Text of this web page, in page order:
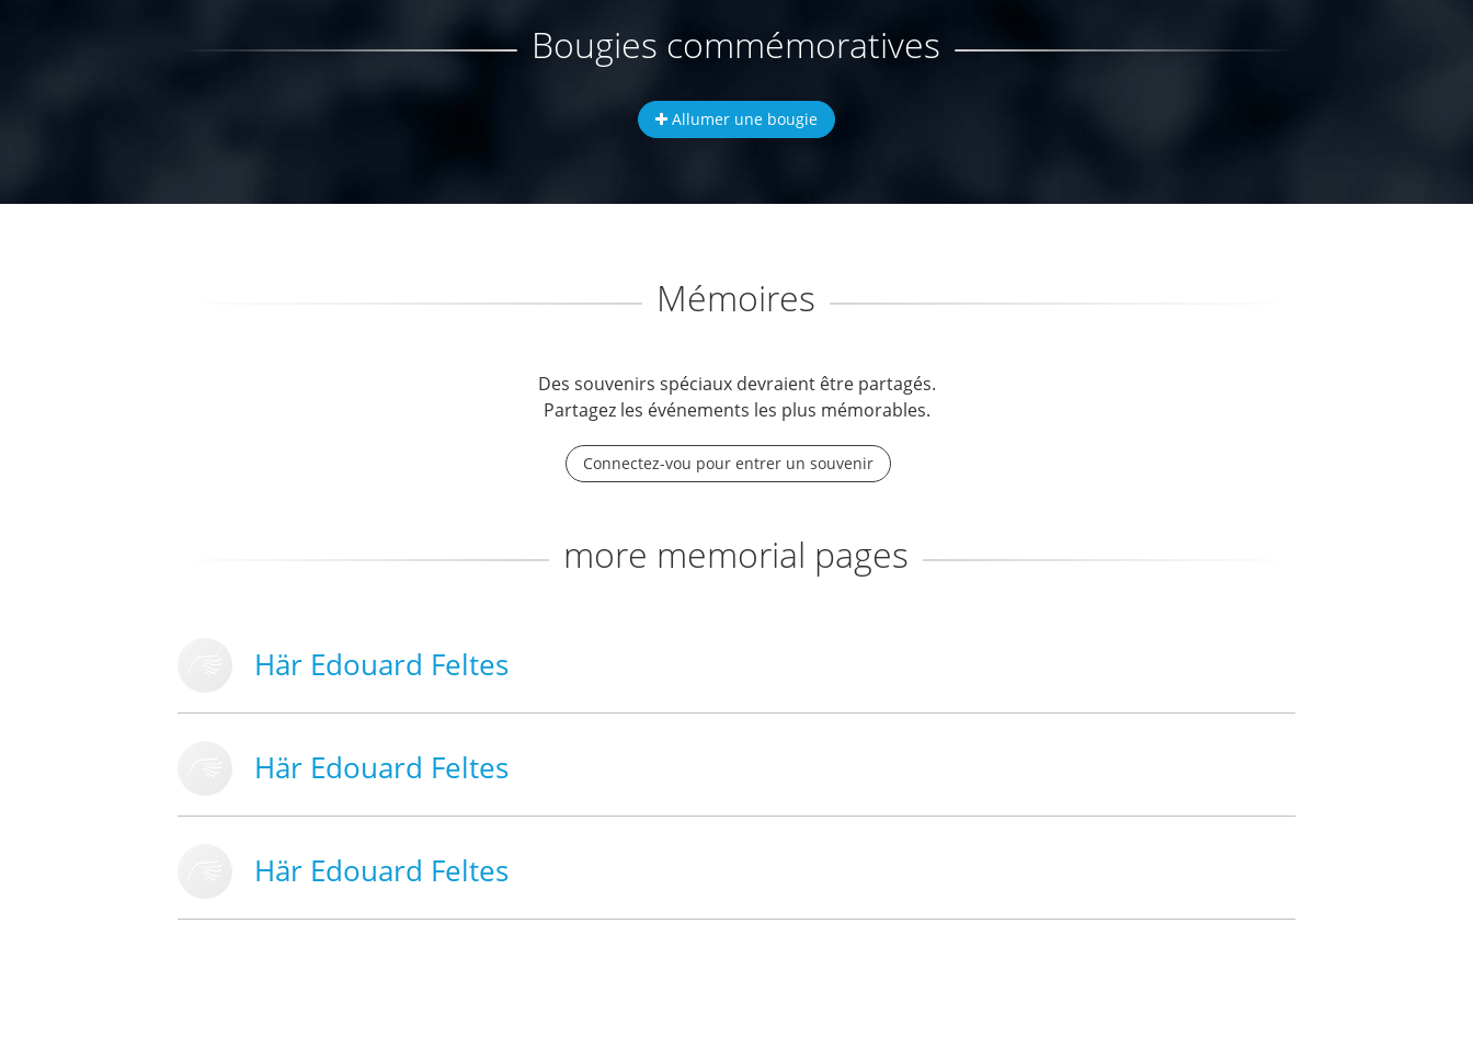
Bougies commémoratives
Allumer une bougie
Mémoires
Des souvenirs spéciaux devraient être partagés.
Partagez les événements les plus mémorables.
Connectez-vou pour entrer un souvenir
more memorial pages
Här Edouard Feltes
Här Edouard Feltes
Här Edouard Feltes